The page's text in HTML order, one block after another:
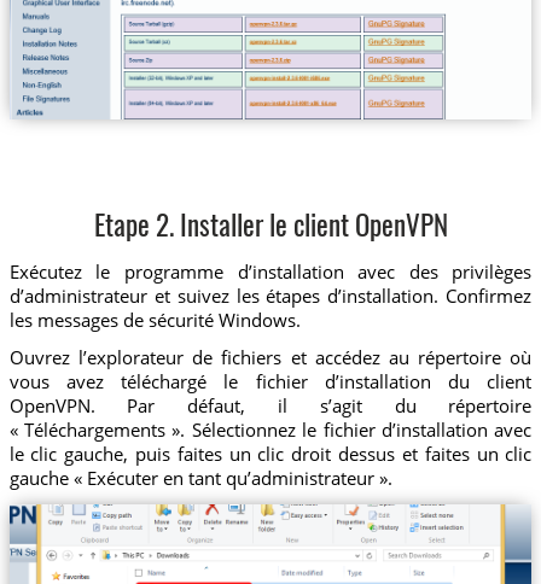
Etape 2. Installer le client OpenVPN
Exécutez le programme d’installation avec des privilèges
d’administrateur et suivez les étapes d’installation. Confirmez
les messages de sécurité Windows.
Ouvrez l’explorateur de fichiers et accédez au répertoire où
vous avez téléchargé le fichier d’installation du client
OpenVPN. Par défaut, il s’agit du répertoire
« Téléchargements ». Sélectionnez le fichier d’installation avec
le clic gauche, puis faites un clic droit dessus et faites un clic
gauche « Exécuter en tant qu’administrateur ».